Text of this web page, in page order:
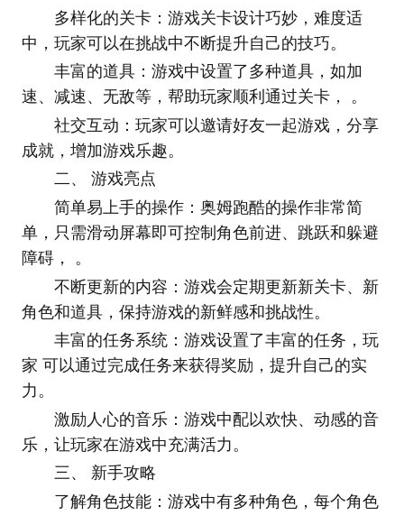
多样化的关卡：游戏关卡设计巧妙，难度适
中，玩家可以在挑战中不断提升自己的技巧。
丰富的道具：游戏中设置了多种道具，如加
速、减速、无敌等，帮助玩家顺利通过关卡， 。
社交互动：玩家可以邀请好友一起游戏，分享
成就，增加游戏乐趣。
二、 游戏亮点
简单易上手的操作：奥姆跑酷的操作非常简
单，只需滑动屏幕即可控制角色前进、跳跃和躲避
障碍， 。
不断更新的内容：游戏会定期更新新关卡、新
角色和道具，保持游戏的新鲜感和挑战性。
丰富的任务系统：游戏设置了丰富的任务，玩
家 可以通过完成任务来获得奖励，提升自己的实
力。
激励人心的音乐：游戏中配以欢快、动感的音
乐，让玩家在游戏中充满活力。
三、 新手攻略
了解角色技能：游戏中有多种角色，每个角色